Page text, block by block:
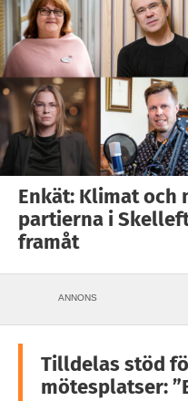
Enkät: Klimat och
partierna i
framåt
ANNONS
Tilldelas stöd
mötesplatser: